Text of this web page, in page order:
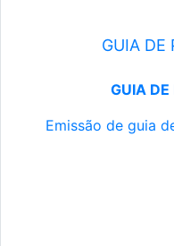
GUIA DE
GUIA DE
Emissão de guia